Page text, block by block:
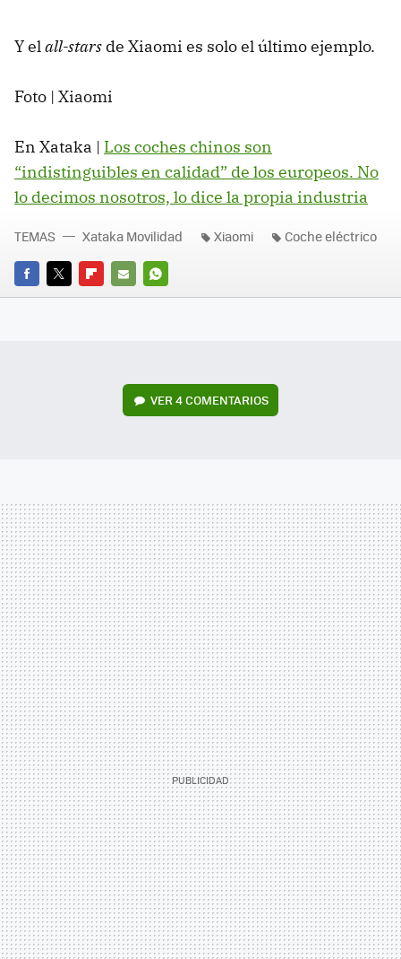
Y el all-stars de Xiaomi es solo el último ejemplo.
Foto | Xiaomi
En Xataka | Los coches chinos son
“indistinguibles en calidad” de los europeos. No
lo decimos nosotros, lo dice la propia industria
FACEBOOK
TWITTERFLIPBOARD
E-
WHATSAPP
TEMAS Xataka Movilidad Xiaomi Coche eléctrico
VER 4 COMENTARIOS